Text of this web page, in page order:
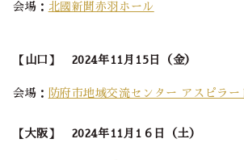
会場： 北國新聞赤羽ホール
【山口】 2024年11月15日（金）
会場： 防府市地域交流センター アスピラー
【大阪】 2024年11月1６日（土）